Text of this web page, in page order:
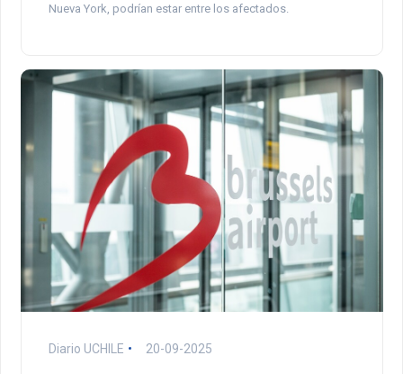
Nueva York, podrían estar entre los afectados.
Diario UCHILE 20-09-2025